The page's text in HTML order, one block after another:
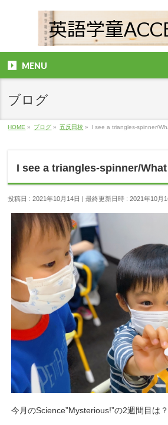
MENU
ブログ
HOME » ブログ » 五反田校 » I see a triangles-spinner/
I see a triangles-spinner/
投稿日 : 2021年10月14日 最終更新日時 : 2021年10月
今月のScience”Mysterious!”の2週間目は？